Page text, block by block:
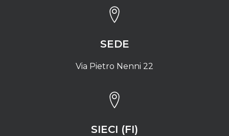
SEDE
Via Pietro Nenni 22
SIECI (FI)